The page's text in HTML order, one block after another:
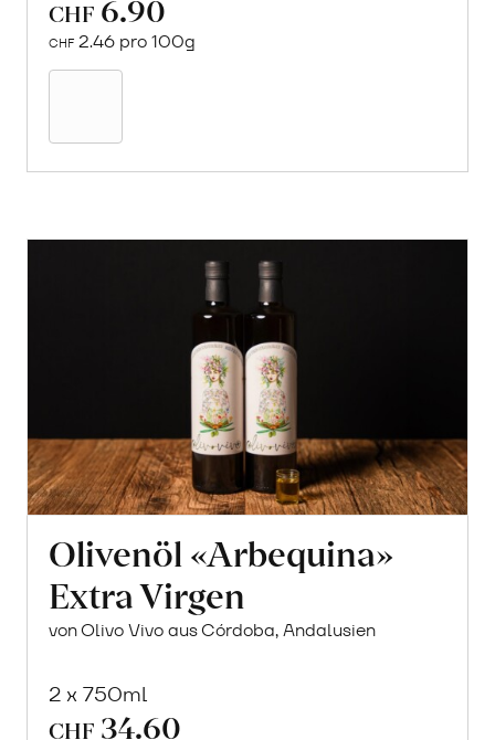
CHF 6.90
CHF 2.46 pro 100g
Olivenöl «Arbequina»
Extra Virgen
von Olivo Vivo aus Córdoba, Andalusien
2 x 750ml
CHF 34.60